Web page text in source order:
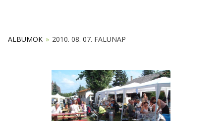
ALBUMOK » 2010. 08. 07. FALUNAP